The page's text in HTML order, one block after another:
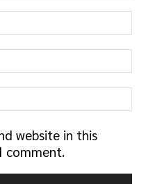
website in this
comment.